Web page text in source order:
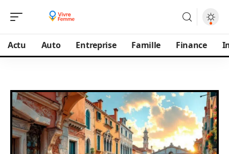
Actu Auto Entreprise Famille Finance